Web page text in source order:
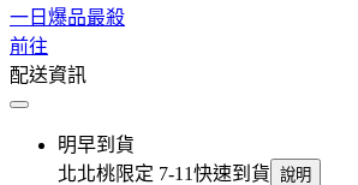
一日爆品最殺
前往
配送資訊
明早到貨
北北桃限定 7-11快速到貨 說明